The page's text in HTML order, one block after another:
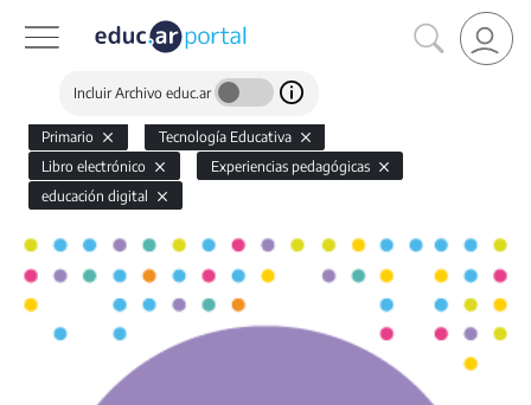
Incluir Archivo educ.ar
Primario
Tecnología Educativa
Libro electrónico
Experiencias pedagógicas
educación digital